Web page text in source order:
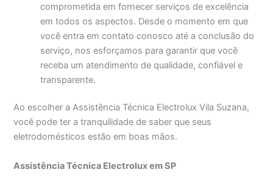
comprometida em fornecer serviços de excelência
em todos os aspectos. Desde o momento em que
você entra em contato conosco até a conclusão do
serviço, nos esforçamos para garantir que você
receba um atendimento de qualidade, confiável e
transparente.
Ao escolher a Assistência Técnica Electrolux Vila Suzana,
você pode ter a tranquilidade de saber que seus
eletrodomésticos estão em boas mãos.
Assistência Técnica Electrolux em SP